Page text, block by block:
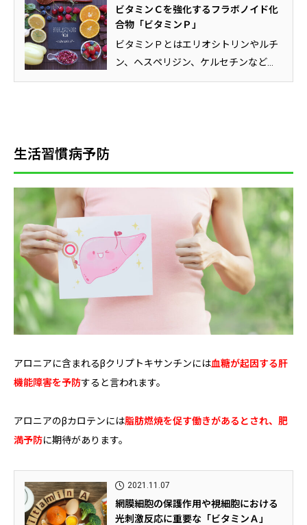
ビタミンＣを強化するフラボノイド化
合物「ビタミンＰ」
ビタミンＰとはエリオシトリンやルチ
ン、ヘスペリジン、ケルセチンなどの
フラボノイド化合物のことです。血...
生活習慣病予防
アロニアに含まれるβクリプトキサンチンには血糖が起因する肝
機能障害を予防すると言われます。
アロニアのβカロテンには脂肪燃焼を促す働きがあるとされ、肥
満予防に期待があります。
2021.11.07
網膜細胞の保護作用や視細胞における
光刺激反応に重要な「ビタミンＡ」